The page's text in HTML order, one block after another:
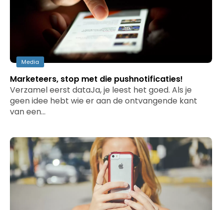
Media
Marketeers, stop met die pushnotificaties!
Verzamel eerst dataJa, je leest het goed. Als je
geen idee hebt wie er aan de ontvangende kant
van een…